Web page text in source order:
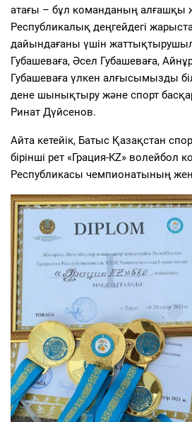
атағы – бұл команданың алғашқы
Республикалық деңгейдегі
дайындағаны үшін
Губашеваға, Әсел Губашеваға,
Губашеваға үлкен алғысымызды
дене шынықтыру және спорт
Ринат Дүйсенов.
Айта кетейік, Батыс Қазақстан
бірінші рет «Грация-KZ» волейбол
Республикасы чемпионатының